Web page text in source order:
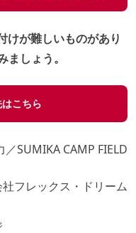
けが難しいものがあり
しょう。
こちら
／SUMIKA CAMP FIELD
フレックス・ドリーム